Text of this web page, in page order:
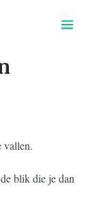
vallen.
blik die je dan